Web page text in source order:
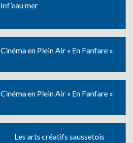
Inf’eau mer
Cinéma en Plein Air « En Fanfare »
Cinéma en Plein Air « En Fanfare »
Les arts créatifs saussetois